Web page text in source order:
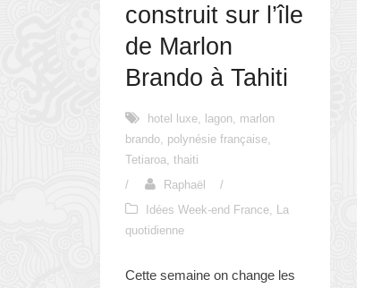
construit sur l’île
de Marlon
Brando à Tahiti
hotel luxe lagon marlon
brando polynésie française
Tetiaroa thaiti
/
Raphaël
/
Idées Week-end France
La
quotidienne
Cette semaine on change les